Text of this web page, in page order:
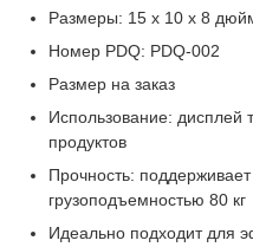
Размеры: 15 х 10 х 8
Номер PDQ: PDQ-002
Размер на заказ
Использование: дисплей
продуктов
Прочность:
грузоподъемностью 80 кг
Идеально подходит для